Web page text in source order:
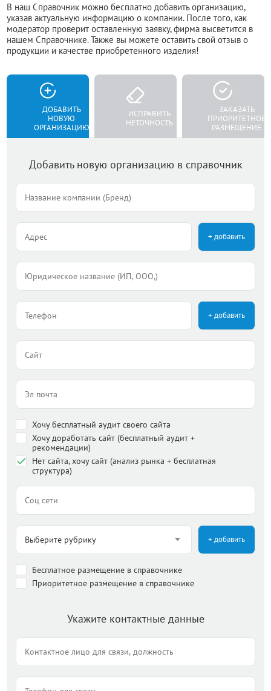
В наш Справочник можно бесплатно добавить организацию,
указав актуальную информацию о компании. После того, как
модератор проверит оставленную заявку, фирма высветится в
нашем Справочнике. Также вы можете оставить свой отзыв о
продукции и качестве приобретенного изделия!
ДОБАВИТЬ
НОВУЮ
ОРГАНИЗАЦИЮ
ИСПРАВИТЬ
НЕТОЧНОСТЬ
ЗАКАЗАТЬ
ПРИОРИТЕТНОЕ
РАЗМЕЩЕНИЕ
Добавить новую организацию в справочник
+ добавить
+ добавить
Хочу бесплатный аудит своего сайта
Хочу доработать сайт (бесплатный аудит +
рекомендации)
Нет сайта, хочу сайт (анализ рынка + бесплатная
структура)
+ добавить
Бесплатное размещение в справочнике
Приоритетное размещение в справочнике
Укажите контактные данные